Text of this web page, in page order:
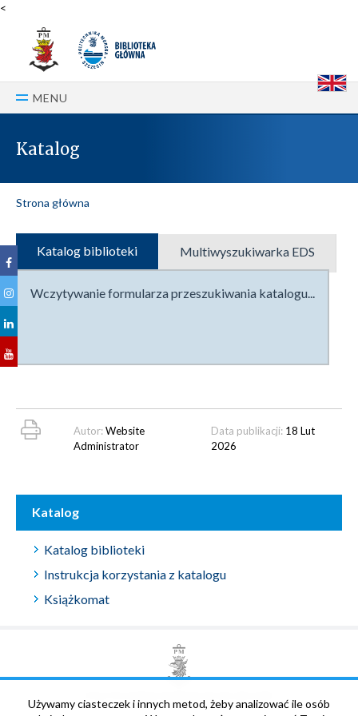
<
MENU
Katalog
Strona główna
Katalog biblioteki
Wczytywanie formularza przeszukiwania katalogu...
Multiwyszukiwarka EDS
Katalog
Katalog biblioteki
Instrukcja korzystania z katalogu
Książkomat
Autor:Website
Administrator
Data publikacji: 18 Lut
2026
Używamy ciasteczek i innych metod, żeby analizować ile osób